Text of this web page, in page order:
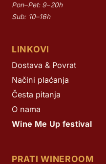
Pon–Pet: 9–20h
Sub: 10–16h
LINKOVI
Dostava & Povrat
Načini plaćanja
Česta pitanja
O nama
Wine Me Up festival
PRATI WINEROOM